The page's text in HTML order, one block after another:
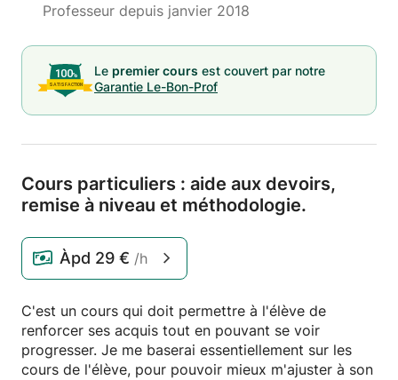
Professeur depuis janvier 2018
Le premier cours est couvert par notre
Garantie Le-Bon-Prof
Cours particuliers : aide aux devoirs,
remise à niveau et méthodologie.
Àpd 29 € /h
C'est un cours qui doit permettre à l'élève de
renforcer ses acquis tout en pouvant se voir
progresser. Je me baserai essentiellement sur les
cours de l'élève, pour pouvoir mieux m'ajuster à son